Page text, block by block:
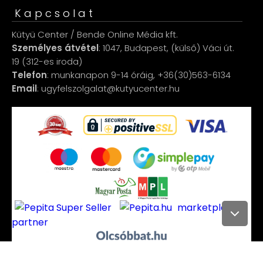
Kapcsolat
Kütyü Center / Bende Online Média kft.
Személyes átvétel: 1047, Budapest, (külső) Váci út.
19 (312-es iroda)
Telefon: munkanapon 9-14 óráig, +36(30)563-6134
Email: ugyfelszolgalat@kutyucenter.hu
marketplace
partner